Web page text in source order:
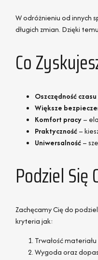
W odróżnieniu od innych
długich zmian. Dzięki
Co
Oszczędność czasu
Większe
Komfort pracy–
Praktyczność–
Uniwersalność–
Podziel Się
Zachęcamy Cię do
kryteria jak:
Trwałość
Wygoda oraz